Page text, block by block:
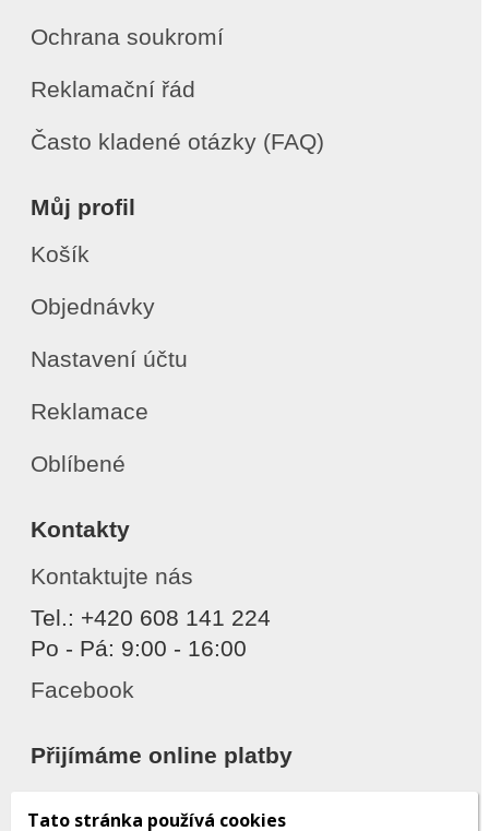
Ochrana soukromí
Reklamační řád
Často kladené otázky (FAQ)
Můj profil
Košík
Objednávky
Nastavení účtu
Reklamace
Oblíbené
Kontakty
Kontaktujte nás
Tel.: +420 608 141 224
Po - Pá: 9:00 - 16:00
Facebook
Přijímáme online platby
Tato stránka používá cookies